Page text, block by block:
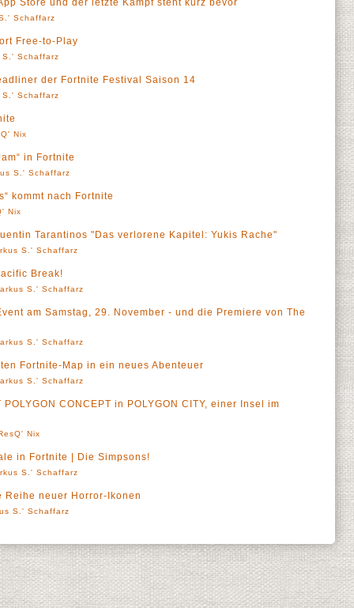
Store und der letzte Kampf steht kurz bevor
Schaffarz
Free-to-Play
S.' Schaffarz
der Fortnite Festival Saison 14
S.' Schaffarz
Nix
in Fortnite
S.' Schaffarz
kommt nach Fortnite
Nix
Tarantinos "Das verlorene Kapitel: Yukis Rache"
S.' Schaffarz
Break!
S.' Schaffarz
am Samstag, 29. November - und die Premiere von The
S.' Schaffarz
Fortnite-Map in ein neues Abenteuer
S.' Schaffarz
CONCEPT in POLYGON CITY, einer Insel im
Nix
in Fortnite | Die Simpsons!
S.' Schaffarz
Reihe neuer Horror-Ikonen
S.' Schaffarz